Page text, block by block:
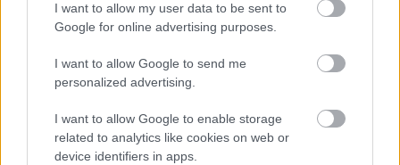
I want to allow my user data to be sent to
Google for online advertising purposes.
I want to allow Google to send me
personalized advertising.
I want to allow Google to enable storage
related to analytics like cookies on web or
device identifiers in apps.
Mekkora állami nyugdíjra számíthatok?